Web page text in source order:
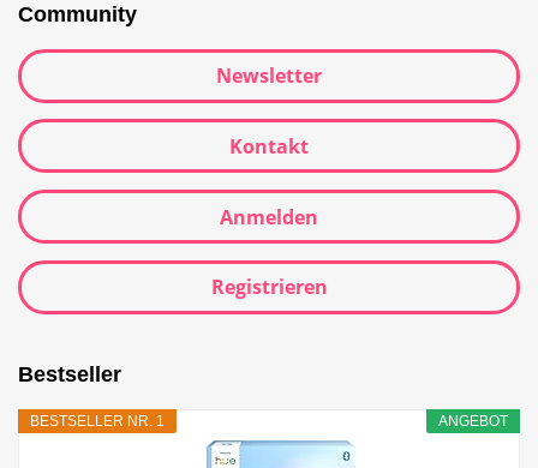
Community
Newsletter
Kontakt
Anmelden
Registrieren
Bestseller
ANGEBOT
BESTSELLER NR. 1